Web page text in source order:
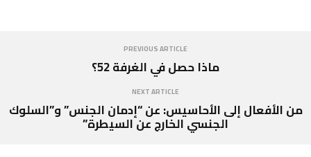
PREVIOUS ARTICLE
ماذا حصل في الغرفة 52؟
NEXT ARTICLE
من الأفعال إلى الأحاسيس: عن “إدمان الجنس” و”السلوك
الجنسي الخارج عن السيطرة”